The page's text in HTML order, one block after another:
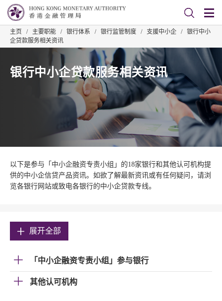
主页 / 主要职能 / 银行体系 / 银行监管制度 / 支援中小企 /
银行中小
企贷款服务相关资讯
银行中小企贷款服务相关资讯
以下是参与「中小企融资专责小组」的18家银行和其他认可机构提
供的中小企信贷产品资讯。如欲了解最新资讯或有任何疑问，请浏
览各银行网站或致电各银行的中小企贷款专线。
展开全部
「中小企融资专责小组」参与银行
其他认可机构